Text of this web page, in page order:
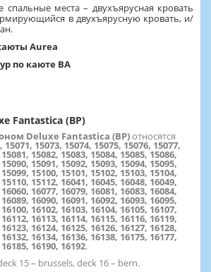
спальные места – двухъярусная кровать
в двухъярусную кровать, и/
Aurea
по каюте BA
Fantastica (BP)
Deluxe Fantastica (BP)относятся
15071, 15073, 15074, 15075, 15076, 15077,
15082, 15083, 15084, 15085, 15086,
15091, 15092, 15093, 15094, 15095,
15100, 15101, 15102, 15103, 15104,
15112, 16041, 16045, 16048, 16049,
16077, 16079, 16081, 16083, 16084,
16090, 16091, 16092, 16093, 16095,
16102, 16103, 16104, 16105, 16107,
16113, 16114, 16115, 16116, 16119,
16124, 16125, 16126, 16127, 16128,
16134, 16136, 16138, 16175, 16177,
16190, 16192.
15 – brussels, deck 16 – bern.